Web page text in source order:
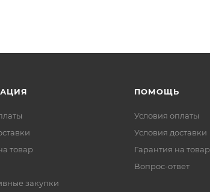
товар
закупки
ПОМОЩЬ
Условия оплаты
Условия доставки
Гарантия на товар
Вопрос-ответ